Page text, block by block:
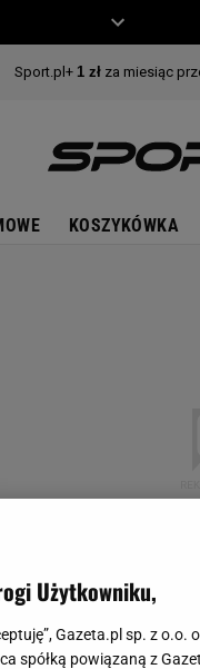
KOSZYKÓWKA
Użytkowniku,
Gazeta.pl sp. z o.o.
spółką powiązaną z